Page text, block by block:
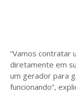
“Vamos contratar
diretamente em
um gerador para
funcionando”,